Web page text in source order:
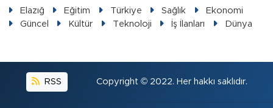
Elazığ Eğitim Türkiye Sağlık
Ekonomi
Güncel
Kültür Teknoloji İş İlanları Dünya
RSS Copyright © 2022. Her hakkı saklıdır.